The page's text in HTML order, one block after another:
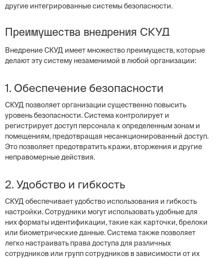
другие интегрированные системы безопасности.
Преимущества внедрения СКУД
Внедрение СКУД имеет множество преимуществ, которые
делают эту систему незаменимой в любой организации:
1. Обеспечение безопасности
СКУД позволяет организации существенно повысить
уровень безопасности. Система контролирует и
регистрирует доступ персонала к определенным зонам и
помещениям, предотвращая несанкционированный доступ.
Это позволяет предотвратить кражи, вторжения и другие
неправомерные действия.
2. Удобство и гибкость
СКУД обеспечивает удобство использования и гибкость
настройки. Сотрудники могут использовать удобные для
них форматы идентификации, такие как карточки, брелоки
или биометрические данные. Система также позволяет
легко настраивать права доступа для различных
сотрудников или групп сотрудников в зависимости от их